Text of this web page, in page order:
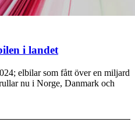
i landet
elbilar som fått över en miljard
nu i Norge, Danmark och